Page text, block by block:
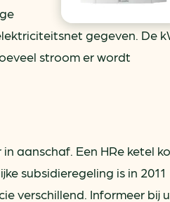
gegeven. De
stroom er wordt
aanschaf. Een HRe ketel
subsidieregeling is in 2011
verschillend. Informeer bij